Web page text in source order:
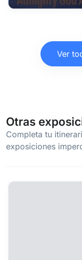
Ver
Otras
Completa tu
exposiciones